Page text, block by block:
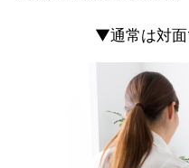
▼通常は対面